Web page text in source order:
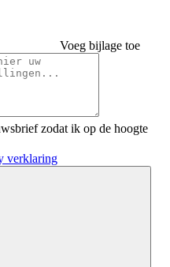
Voeg bijlage toe
zodat ik op de hoogte
verklaring